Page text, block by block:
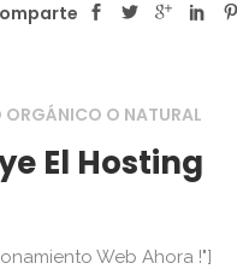
O NATURAL
El Hosting
Web Ahora !"]